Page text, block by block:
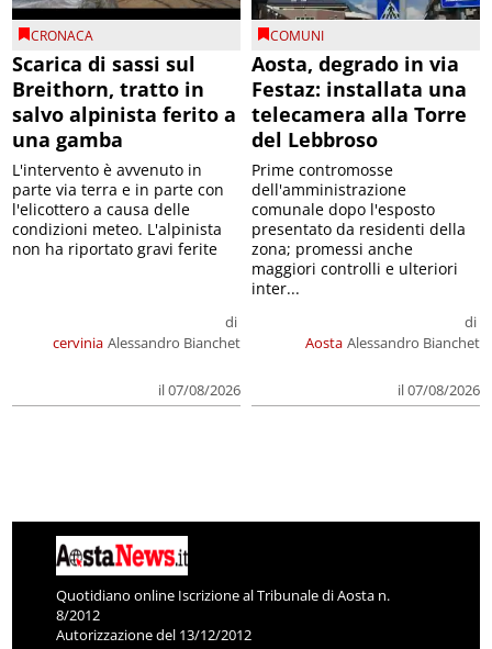
CRONACA
Scarica di sassi sul
Breithorn, tratto in
salvo alpinista ferito a
una gamba
cervinia
di
Alessandro Bianchet
il 07/08/2026
L'intervento è avvenuto in
parte via terra e in parte con
l'elicottero a causa delle
condizioni meteo. L'alpinista
non ha riportato gravi ferite
COMUNI
Aosta, degrado in via
Festaz: installata una
telecamera alla Torre
del Lebbroso
Aosta
di
Alessandro Bianchet
il 07/08/2026
Prime contromosse
dell'amministrazione
comunale dopo l'esposto
presentato da residenti della
zona; promessi anche
maggiori controlli e ulteriori
inter...
Quotidiano online Iscrizione al Tribunale di Aosta n.
8/2012
Autorizzazione del 13/12/2012